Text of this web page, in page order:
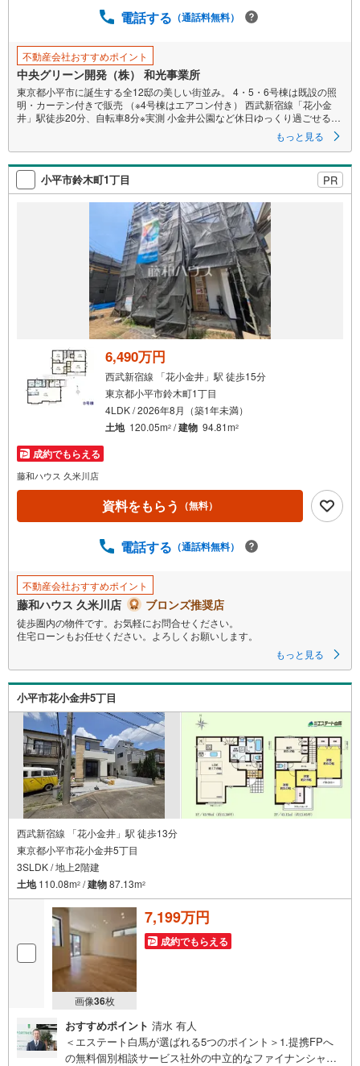
電話する （通話料無料）
不動産会社おすすめポイント
中央グリーン開発（株） 和光事業所
東京都小平市に誕生する全12邸の美しい街並み。 4・5・6号棟は既設の照
明・カーテン付きで販売 （※4号棟はエアコン付き） 西武新宿線「花小金
井」駅徒歩20分、自転車8分※実測 小金井公園など休日ゆっくり過ごせる公
園はもちろん、イオンモール東久留米など大型の商業施設も利用できる恵
シャッター・床暖房・宅配ボックス・エコワン標準設定
もっと見る
小平市鈴木町1丁目 PR
6,490万円
西武新宿線 「花小金井」駅 徒歩15分
東京都小平市鈴木町1丁目
4LDK / 2026年8月（築1年未満）
土地 120.05m2 /建物 94.81m2
成約でもらえる
藤和ハウス 久米川店
資料をもらう （無料）
電話する （通話料無料）
不動産会社おすすめポイント
藤和ハウス 久米川店 ブロンズ推奨店
徒歩圏内の物件です。お気軽にお問合せください。
住宅ローンもお任せください。よろしくお願いします。
もっと見る
小平市花小金井5丁目
西武新宿線 「花小金井」駅 徒歩13分
東京都小平市花小金井5丁目
3SLDK / 地上2階建
土地110.08m2 /建物87.13m2
画像36枚
7,199万円
成約でもらえる
おすすめポイント 清水 有人
＜エステート白馬が選ばれる5つのポイント＞1.提携FPへ
の無料個別相談サービス社外の中立的なファイナンシャル